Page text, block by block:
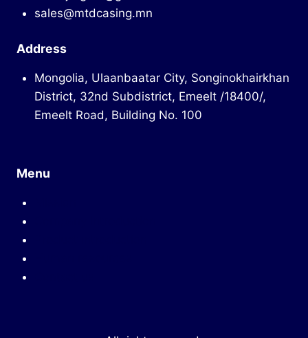
sales@mtdcasing.mn
Address
Mongolia, Ulaanbaatar City, Songinokhairkhan
District, 32nd Subdistrict, Emeelt /18400/,
Emeelt Road, Building No. 100
Menu